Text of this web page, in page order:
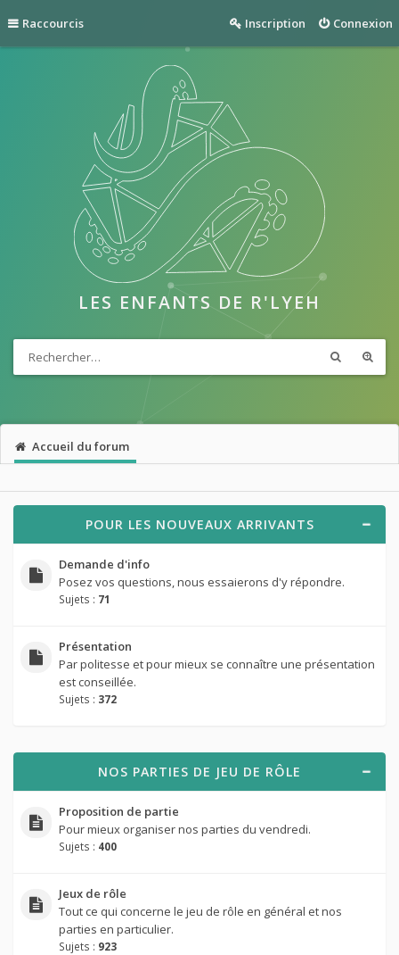
Raccourcis Connexion
Inscription
LES ENFANTS DE R'LYEH
Accueil du forum
POUR LES NOUVEAUX ARRIVANTS
Demande d'info
Posez vos questions, nous essaierons d'y répondre.
Sujets : 71
Présentation
Par politesse et pour mieux se connaître une présentation
est conseillée.
Sujets : 372
NOS PARTIES DE JEU DE RÔLE
Proposition de partie
Pour mieux organiser nos parties du vendredi.
Sujets : 400
Jeux de rôle
Tout ce qui concerne le jeu de rôle en général et nos
parties en particulier.
Sujets : 923